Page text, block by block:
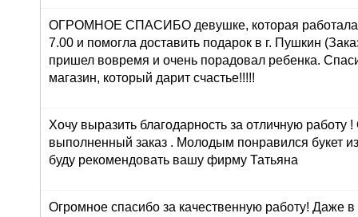
ОГРОМНОЕ СПАСИБО девушке, которая работала
7.00 и помогла доставить подарок в г. Пушкин
пришел вовремя и очень порадовал ребенка.
магазин, который дарит счастье!!!!!
Хочу выразить благодарность за отличную работу
выполненный заказ . Молодым понравился букет
буду рекомендовать вашу фирму Татьяна
Огромное спасибо за качественную работу! Даже в